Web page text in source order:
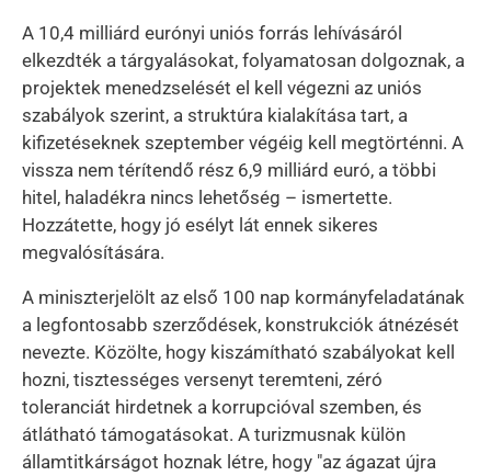
A 10,4 milliárd eurónyi uniós forrás lehívásáról
elkezdték a tárgyalásokat, folyamatosan dolgoznak, a
projektek menedzselését el kell végezni az uniós
szabályok szerint, a struktúra kialakítása tart, a
kifizetéseknek szeptember végéig kell megtörténni. A
vissza nem térítendő rész 6,9 milliárd euró, a többi
hitel, haladékra nincs lehetőség – ismertette.
Hozzátette, hogy jó esélyt lát ennek sikeres
megvalósítására.
A miniszterjelölt az első 100 nap kormányfeladatának
a legfontosabb szerződések, konstrukciók átnézését
nevezte. Közölte, hogy kiszámítható szabályokat kell
hozni, tisztességes versenyt teremteni, zéró
toleranciát hirdetnek a korrupcióval szemben, és
átlátható támogatásokat. A turizmusnak külön
államtitkárságot hoznak létre, hogy "az ágazat újra